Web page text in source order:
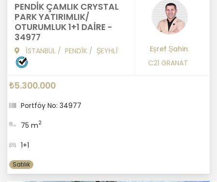
PENDİK ÇAMLIK CRYSTAL
PARK YATIRIMLIK/
OTURUMLUK 1+1 DAİRE -
34977
İSTANBUL / PENDİK / ŞEYHLİ
Eşref Şahin
C21 GRANAT
₺5.300.000
Portföy No: 34977
75 m2
1+1
Satılık